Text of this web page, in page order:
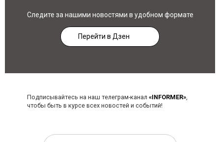
Следите за нашими новостями в удобном формате
Перейти в Дзен
Подписывайтесь на наш телеграм-канал «INFORMER»,
чтобы быть в курсе всех новостей и событий!